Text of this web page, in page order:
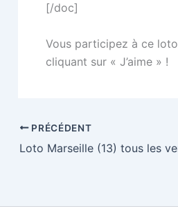
[/doc]
Vous participez à ce
cliquant sur « J’aime » !
PRÉCÉDENT